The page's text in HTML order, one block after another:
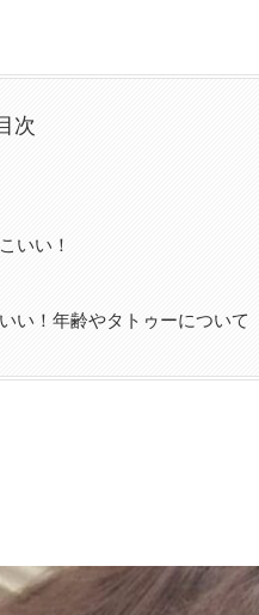
次
いい！
い！年齢やタトゥーについて